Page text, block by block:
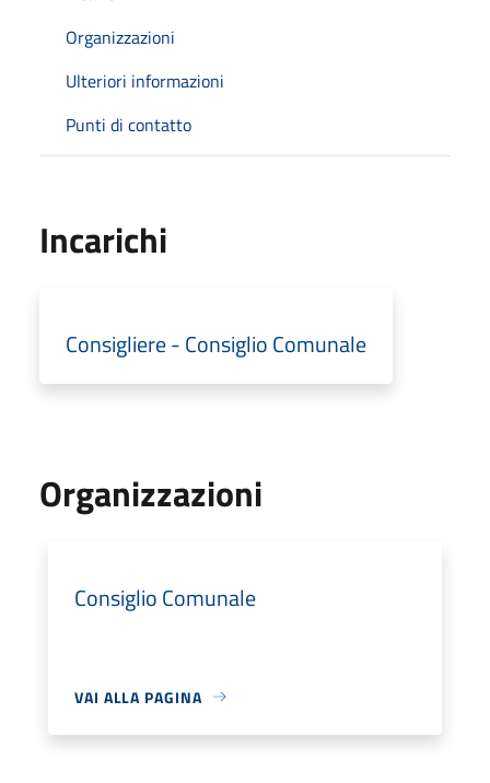
Organizzazioni
Ulteriori informazioni
Punti di contatto
Incarichi
Consigliere - Consiglio Comunale
Organizzazioni
Consiglio Comunale
VAI ALLA PAGINA